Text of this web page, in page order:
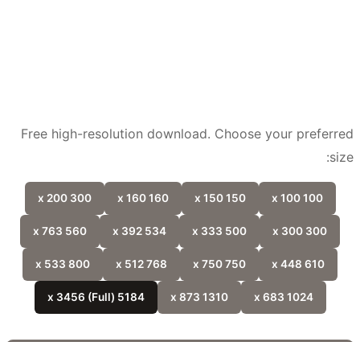
Free high-resolution download. Choose your
300 x 200
300 x 300
500 x 333
534 x 392
560 x 763
800 x 533
1024 x 683
1310 x 873
5184 x 3456 (Full)